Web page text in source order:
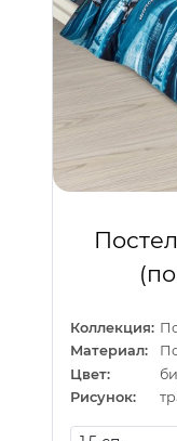
Коллекция:
Материал:
Цвет:
Рисунок: